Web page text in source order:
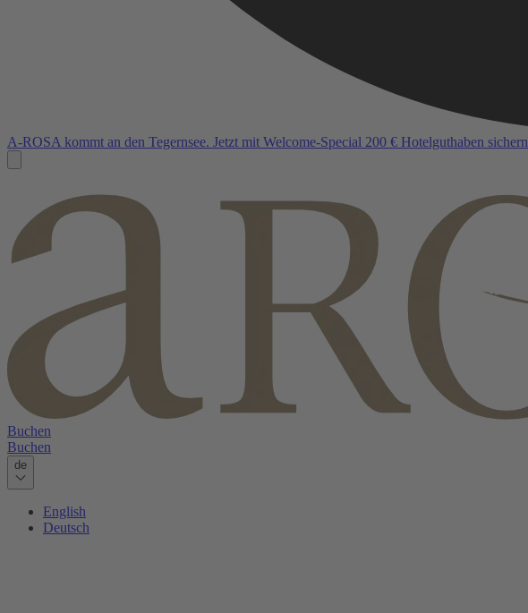
A-ROSA kommt an den Tegernsee. Jetzt mit Welcome-Special 200 € Hotelguthaben sichern
Buchen
Buchen
de
English
Deutsch